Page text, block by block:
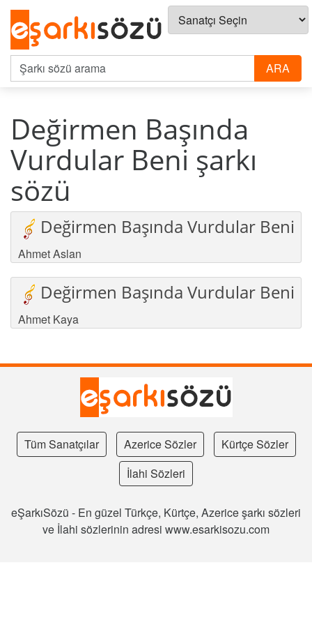
Değirmen Başında
Vurdular Beni şarkı
sözü
Değirmen Başında Vurdular Beni
Ahmet Aslan
Değirmen Başında Vurdular Beni
Ahmet Kaya
Tüm Sanatçılar Azerice Sözler
Kürtçe Sözler
İlahi Sözleri
eŞarkıSözü - En güzel Türkçe, Kürtçe, Azerice şarkı sözleri
ve İlahi sözlerinin adresi www.esarkisozu.com